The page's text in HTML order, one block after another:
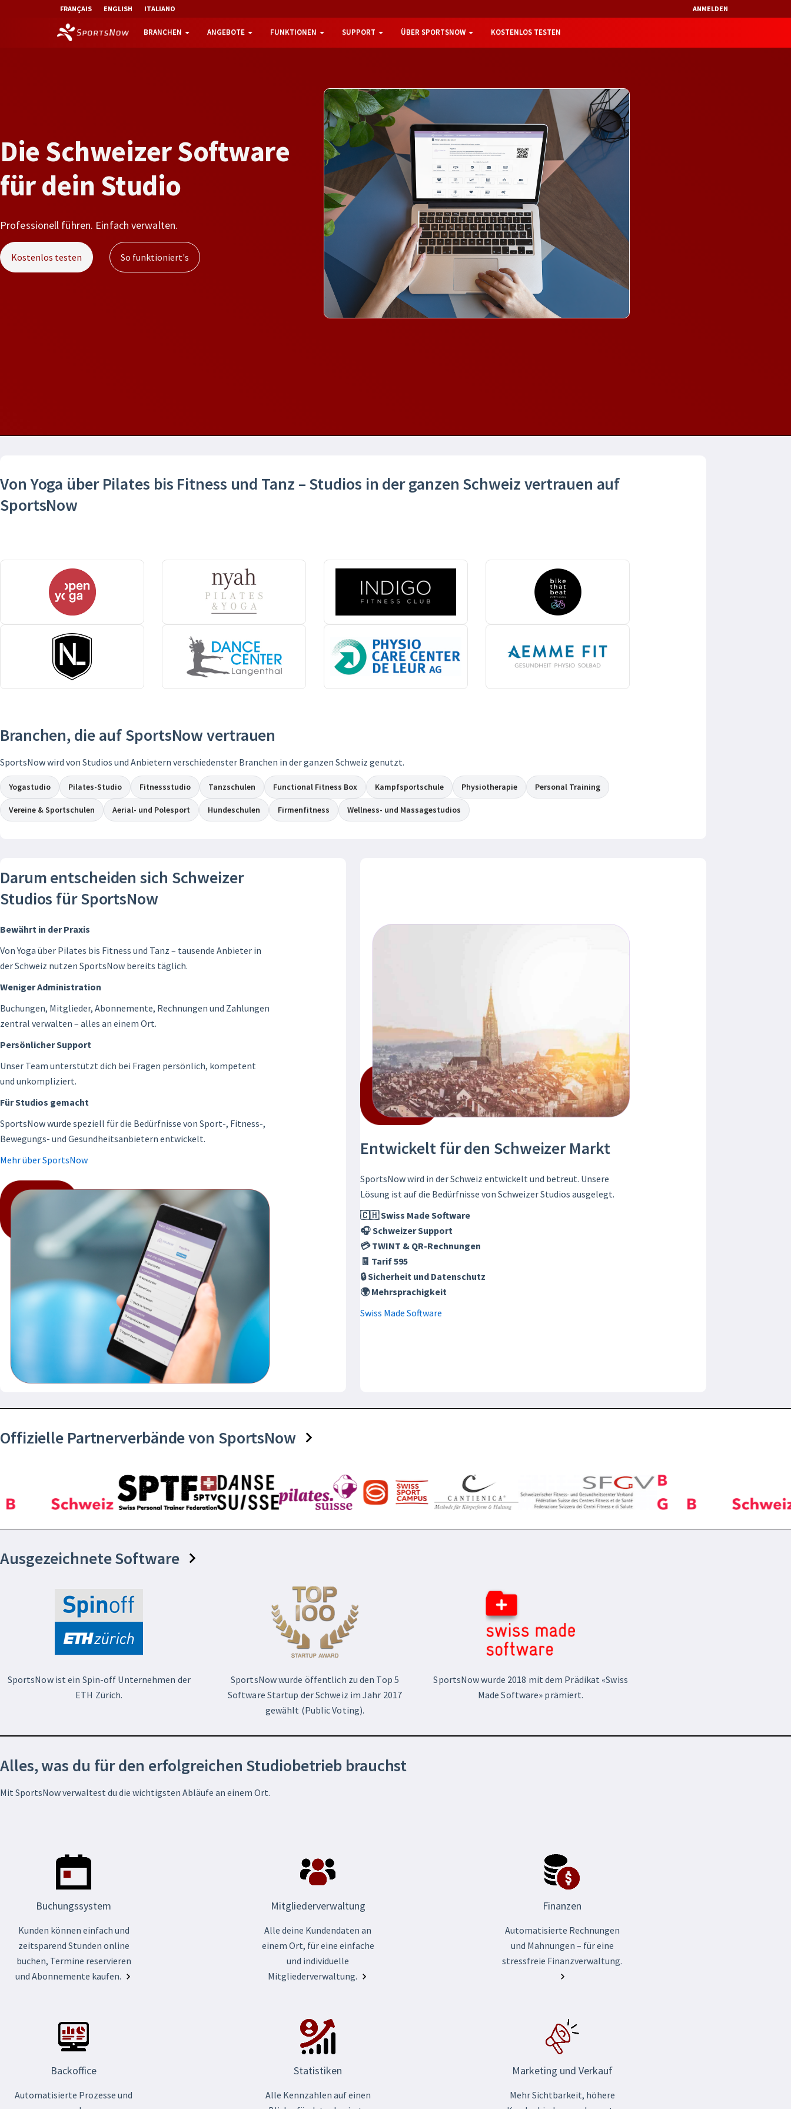
FRANÇAIS ENGLISH ITALIANO ANMELDEN
BRANCHEN ANGEBOTE FUNKTIONEN SUPPORT ÜBER SPORTSNOW KOSTENLOS TESTEN
Die SchweizerSoftware
fürdein Studio
Professionell führen. Einfach verwalten.
Kostenlos testen So funktioniert's
Von Yoga über Pilates bis Fitness und Tanz – Studios in der ganzen Schweiz vertrauen auf
SportsNow
Branchen, die auf SportsNow vertrauen
SportsNow wird von Studios und Anbietern verschiedenster Branchen in der ganzen Schweiz genutzt.
Yogastudio Pilates-Studio Fitnessstudio Tanzschulen Functional Fitness Box Kampfsportschule Physiotherapie Personal Training
Vereine & Sportschulen Aerial- und Polesport Hundeschulen Firmenfitness Wellness- und Massagestudios
Darum entscheiden sich Schweizer
Studios für SportsNow
Bewährt in der Praxis
Von Yoga über Pilates bis Fitness und Tanz – tausende Anbieter in
der Schweiz nutzen SportsNow bereits täglich.
Weniger Administration
Buchungen, Mitglieder, Abonnemente, Rechnungen und Zahlungen
zentral verwalten – alles an einem Ort.
Persönlicher Support
Unser Team unterstützt dich bei Fragen persönlich, kompetent
und unkompliziert.
Für Studios gemacht
SportsNow wurde speziell für die Bedürfnisse von Sport-, Fitness-,
Bewegungs- und Gesundheitsanbietern entwickelt.
Mehr über SportsNow
Entwickelt für den Schweizer Markt
SportsNow wird in der Schweiz entwickelt und betreut. Unsere
Lösung ist auf die Bedürfnisse von Schweizer Studios ausgelegt.
🇨🇭 Swiss Made Software
🎧 Schweizer Support
💳 TWINT & QR-Rechnungen
🧾 Tarif 595
🔒 Sicherheit und Datenschutz
🌍 Mehrsprachigkeit
Swiss Made Software
Offizielle Partnerverbände von SportsNow
Ausgezeichnete Software
SportsNow ist ein Spin-off Unternehmen der
ETH Zürich.
SportsNow wurde öffentlich zu den Top 5
Software Startup der Schweiz im Jahr 2017
gewählt (Public Voting).
SportsNow wurde 2018 mit dem Prädikat «Swiss
Made Software» prämiert.
Alles, was du für den erfolgreichen Studiobetrieb brauchst
Mit SportsNow verwaltest du die wichtigsten Abläufe an einem Ort.
Buchungssystem
Kunden können einfach und
zeitsparend Stunden online
buchen, Termine reservieren
und Abonnemente kaufen.
Mitgliederverwaltung
Alle deine Kundendaten an
einem Ort, für eine einfache
und individuelle
Mitgliederverwaltung.
Finanzen
Automatisierte Rechnungen
und Mahnungen – für eine
stressfreie Finanzverwaltung.
Backoffice
Automatisierte Prozesse und
Statistiken
Alle Kennzahlen auf einen
Marketing und Verkauf
Mehr Sichtbarkeit, höhere